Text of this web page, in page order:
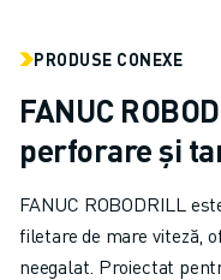
ASISTENȚĂ TEHNICĂ LA
PIESE DE SCHIMB
INSTRUMENTE DIGITAL
MAGAZIN ONLINE
DOWNLOAD CENTER »
FORMARE ȘI EDUCAȚIE
PRODUSE CONEXE
FANUC
perforare și
FANUC ROBODRILL
filetare de mare viteză,
neegalat. Proiectat